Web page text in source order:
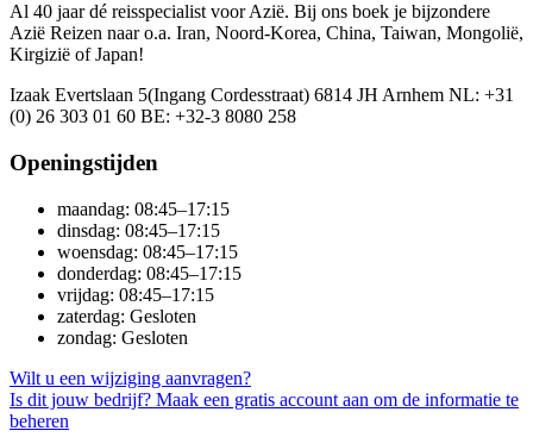
Al 40 jaar dé reisspecialist voor Azië. Bij ons boek je bijzondere
Azië Reizen naar o.a. Iran, Noord-Korea, China, Taiwan, Mongolië,
Kirgizië of Japan!
Izaak Evertslaan 5(Ingang Cordesstraat) 6814 JH Arnhem NL: +31
(0) 26 303 01 60 BE: +32-3 8080 258
Openingstijden
maandag: 08:45–17:15
dinsdag: 08:45–17:15
woensdag: 08:45–17:15
donderdag: 08:45–17:15
vrijdag: 08:45–17:15
zaterdag: Gesloten
zondag: Gesloten
Wilt u een wijziging aanvragen?
Is dit jouw bedrijf? Maak een gratis account aan om de informatie te
beheren